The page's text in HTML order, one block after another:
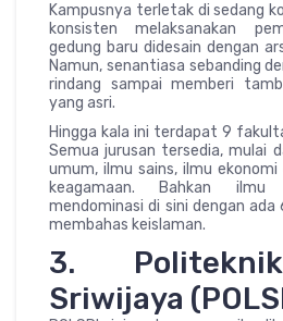
Kampusnya terletak di sedang
konsisten melaksanakan
gedung baru didesain dengan
Namun, senantiasa sebanding
rindang sampai memberi
yang asri.
Hingga kala ini terdapat 9
Semua jurusan tersedia, mulai
umum, ilmu sains, ilmu
keagamaan. Bahkan ilmu
mendominasi di sini dengan
membahas keislaman.
3.
Sriwijaya